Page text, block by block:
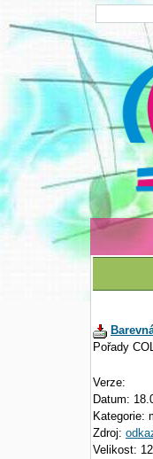
Pořady
Verze:
Datum:
Kategorie:
Zdroj:
Velikost: